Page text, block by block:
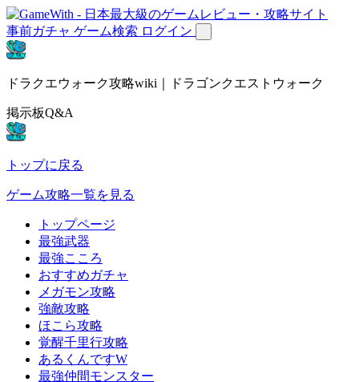
事前ガチャ ゲーム検索 ログイン
ドラクエウォーク攻略wiki｜ドラゴンクエストウォーク
掲示板Q&A
トップに戻る
ゲーム攻略一覧を見る
トップページ
最強武器
最強こころ
おすすめガチャ
メガモン攻略
強敵攻略
ほこら攻略
覚醒千里行攻略
あるくんですW
最強仲間モンスター